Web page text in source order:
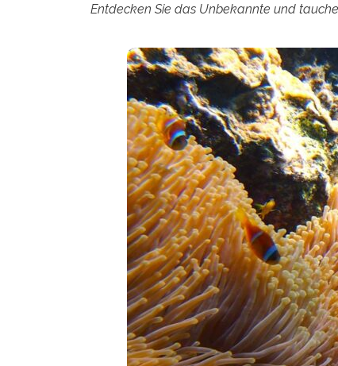
Entdecken Sie das Unbekannte und